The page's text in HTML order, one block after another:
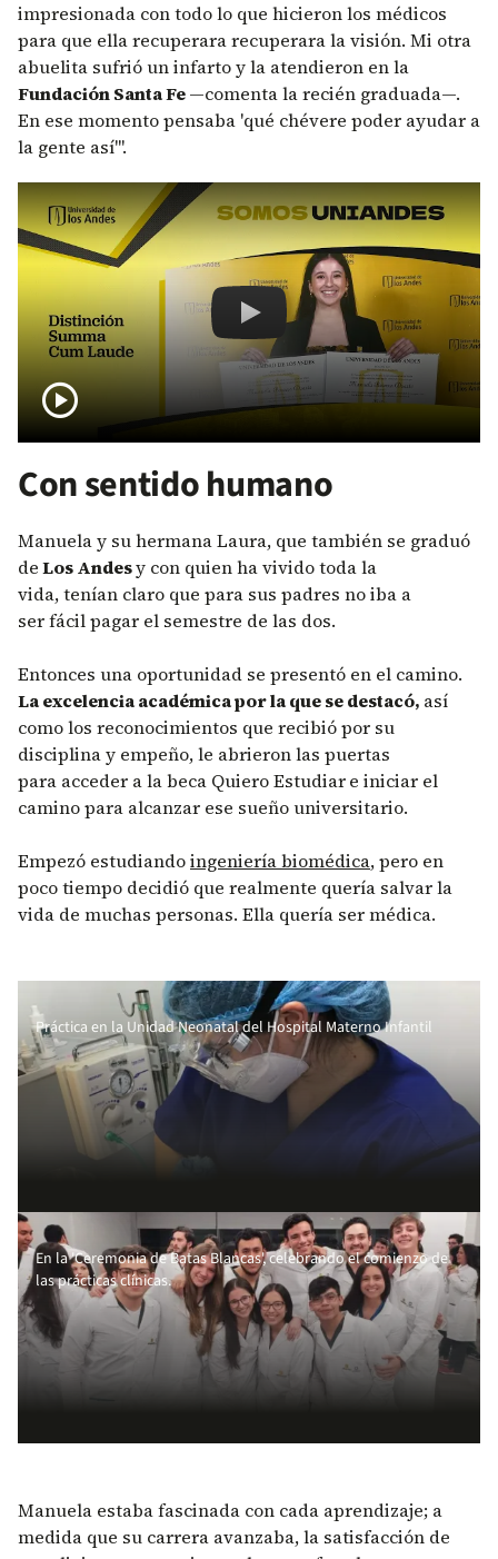
impresionada con todo lo que hicieron los médicos
para que ella recuperara recuperara la visión. Mi otra
abuelita sufrió un infarto y la atendieron en la
Fundación Santa Fe—comenta la recién graduada—.
En ese momento pensaba 'qué chévere poder ayudar a
la gente así'".
Remote video URL
Manuela Becerra se graduó
play_circle
Con sentido humano
Manuela y su hermana Laura, que también se graduó
deLos Andesy con quien ha vivido toda la
vida, tenían claro que para sus padres no iba a
ser fácil pagar el semestre de las dos.
Entonces una oportunidad se presentó en el camino.
La excelencia académica por la que se destacó, así
como los reconocimientos que recibió por su
disciplina y empeño, le abrieron las puertas
para acceder a la beca Quiero Estudiare iniciar el
camino para alcanzar ese sueño universitario.
Empezó estudiandoingeniería biomédica, pero en
poco tiempo decidió que realmente quería salvar la
vida de muchas personas. Ella quería ser médica.
Práctica en la Unidad Neonatal del Hospital Materno Infantil
En la 'Ceremonia de Batas Blancas', celebrando el comienzo de
las prácticas clínicas.
Manuela estaba fascinada con cada aprendizaje; a
medida que su carrera avanzaba, la satisfacción de